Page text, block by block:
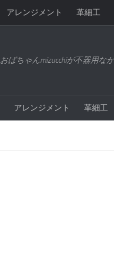
アレンジメント 革細工
おばちゃんmizucchiが不器用な
アレンジメント 革細工